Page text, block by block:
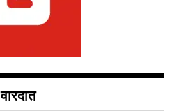
वारदात